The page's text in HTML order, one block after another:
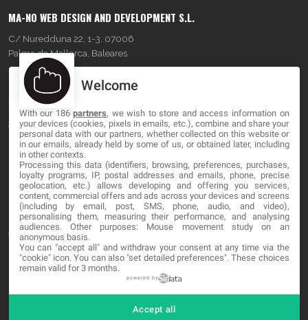
MA-NO WEB DESIGN AND DEVELOPMENT S.L.
C/ Nuredduna 22, 1-3, 07006
Palma de Mallorca, Baleares
OUR COMPANY
About
Blog
Contact
LEGAL
Terminos y Condiciones
Política de Privacidad
Welcome
With our 186partners, we wish to store and access information on
your devices (cookies, pixels in emails, etc.), combine and share your
personal data with our partners, whether collected on this website or
in our emails, already held by some of us, or obtained later, including
in other contexts.
Processing this data (identifiers, browsing, preferences, purchases,
loyalty programs, IP, postal addresses and emails, phone, precise
geolocation, etc.) allows developing and offering you services,
content, commercial offers and ads across your devices and screens
(including by email, post, SMS, phone, audio, and video),
personalising them, measuring their performance, and analysing
audiences. Other purposes: Mouse movement study on an
anonymous basis.
You can "accept all" and withdraw your consent at any time via the
"cookie" icon. You can also "set detailed preferences". These choices
remain valid for 3 months.
powered by
Accept all